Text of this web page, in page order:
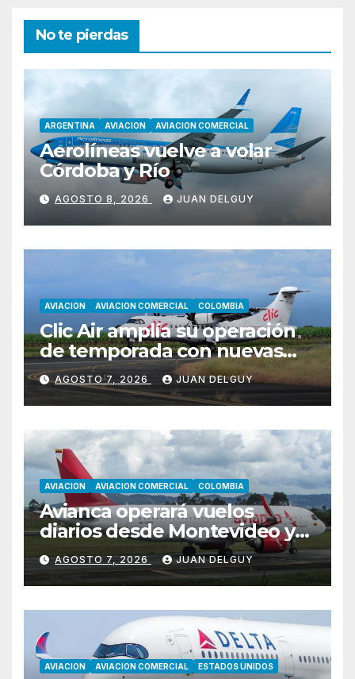
No te pierdas
ARGENTINA AVIACION AVIACION COMERCIAL
Aerolíneas vuelve a volar
Córdoba y Río
AGOSTO 8, 2026 JUAN DELGUY
AVIACION AVIACION COMERCIAL COLOMBIA
Clic Air amplía su operación
de temporada con nuevas
rutas hacia Cartagena y Tolú
AGOSTO 7, 2026 JUAN DELGUY
AVIACION AVIACION COMERCIAL COLOMBIA
Avianca operará vuelos
diarios desde Montevideo y
Asunción hacia Bogotá
AGOSTO 7, 2026 JUAN DELGUY
AVIACION AVIACION COMERCIAL ESTADOS UNIDOS